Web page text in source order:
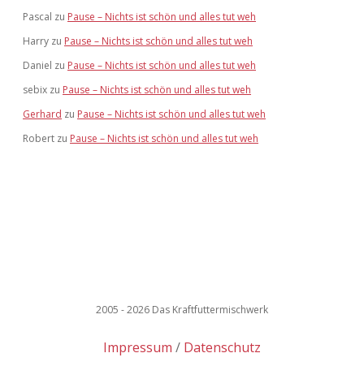
Pascal zu Pause – Nichts ist schön und alles tut weh
Harry zu Pause – Nichts ist schön und alles tut weh
Daniel zu Pause – Nichts ist schön und alles tut weh
sebix zu Pause – Nichts ist schön und alles tut weh
Gerhard zu Pause – Nichts ist schön und alles tut weh
Robert zu Pause – Nichts ist schön und alles tut weh
2005 - 2026 Das Kraftfuttermischwerk
Impressum Datenschutz